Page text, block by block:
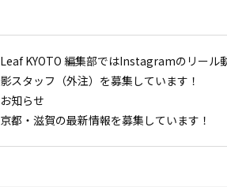
Leaf KYOTO 編集部ではInstagramのリール
影スタッフ（外注）を募集しています！
お知らせ
京都・滋賀の最新情報を募集しています！